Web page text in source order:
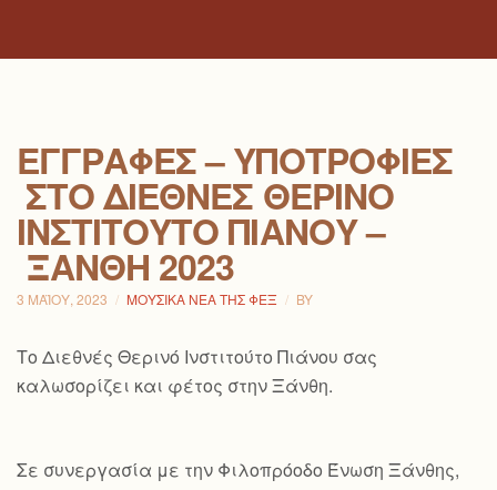
ΕΓΓΡΑΦΈΣ – ΥΠΟΤΡΟΦΊΕΣ
ΣΤΟ ΔΙΕΘΝΈΣ ΘΕΡΙΝΌ
ΙΝΣΤΙΤΟΎΤΟ ΠΙΆΝΟΥ –
ΞΆΝΘΗ 2023
3 ΜΑΪ́ΟΥ, 2023 ΜΟΥΣΙΚΆ ΝΈΑ ΤΗΣ ΦΕΞ BY
Το Διεθνές Θερινό Ινστιτούτο Πιάνου σας
καλωσορίζει και φέτος στην Ξάνθη.
Σε συνεργασία με την Φιλοπρόοδο Ένωση Ξάνθης,